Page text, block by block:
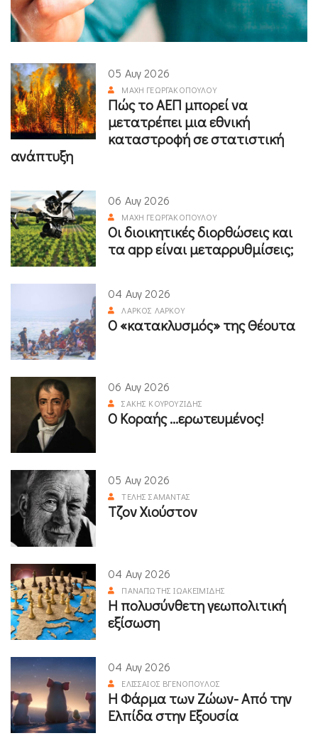
05 Αυγ 2026
ΜΆΧΗ ΓΕΩΡΓΑΚΟΠΟΎΛΟΥ
Πώς το ΑΕΠ μπορεί να
μετατρέπει μια εθνική
καταστροφή σε στατιστική
ανάπτυξη
06 Αυγ 2026
ΜΆΧΗ ΓΕΩΡΓΑΚΟΠΟΎΛΟΥ
Οι διοικητικές διορθώσεις και
τα app είναι μεταρρυθμίσεις;
04 Αυγ 2026
ΛΆΡΚΟΣ ΛΆΡΚΟΥ
Ο «κατακλυσμός» της Θέουτα
06 Αυγ 2026
ΣΆΚΗΣ ΚΟΥΡΟΥΖΊΔΗΣ
Ο Κοραής ...ερωτευμένος!
05 Αυγ 2026
ΤΈΛΗΣ ΣΑΜΑΝΤΆΣ
Τζον Χιούστον
04 Αυγ 2026
ΠΑΝΑΓΙΏΤΗΣ ΙΩΑΚΕΙΜΊΔΗΣ
Η πολυσύνθετη γεωπολιτική
εξίσωση
04 Αυγ 2026
ΕΛΙΣΣΑΊΟΣ ΒΓΕΝΌΠΟΥΛΟΣ
Η Φάρμα των Ζώων- Από την
Ελπίδα στην Εξουσία